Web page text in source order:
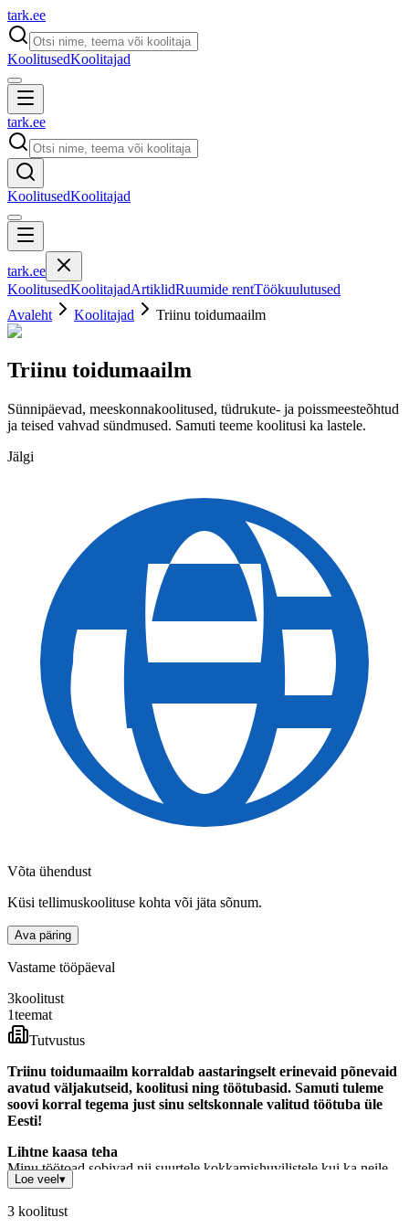
tark.ee
KoolitusedKoolitajad
tark.ee
KoolitusedKoolitajad
tark.ee
KoolitusedKoolitajadArtiklidRuumide rentTöökuulutused
Avaleht
Koolitajad Triinu toidumaailm
Triinu toidumaailm
Sünnipäevad, meeskonnakoolitused, tüdrukute- ja poissmeesteõhtud
ja teised vahvad sündmused. Samuti teeme koolitusi ka lastele.
Jälgi
Võta ühendust
Küsi tellimuskoolituse kohta või jäta sõnum.
Ava päring
Vastame tööpäeval
3koolitust
1teemat
Tutvustus
Triinu toidumaailm korraldab aastaringselt erinevaid põnevaid
avatud väljakutseid, koolitusi ning töötubasid. Samuti tuleme
soovi korral tegema just sinu seltskonnale valitud töötuba üle
Eesti!
Lihtne kaasa teha
Minu töötoad sobivad nii suurtele kokkamishuvilistele kui ka neile,
kes köögis end veel päris kindlalt ei tunne.
Retseptid ja juhised on lihtsad, selged ja praktilised, nii et igaüks
Loe veel ▾
3 koolitust